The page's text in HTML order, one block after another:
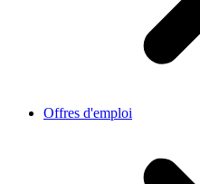
Offres d'emploi